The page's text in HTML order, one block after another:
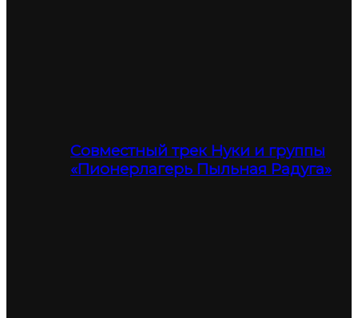
Совместный трек Нуки и группы
«Пионерлагерь Пыльная Радуга»